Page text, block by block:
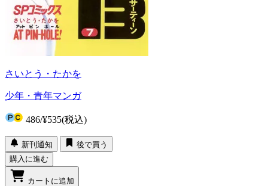
さいとう・たかを
少年・青年マンガ
486/¥535(税込)
新刊通知
後で買う
購入に進む
カートに追加